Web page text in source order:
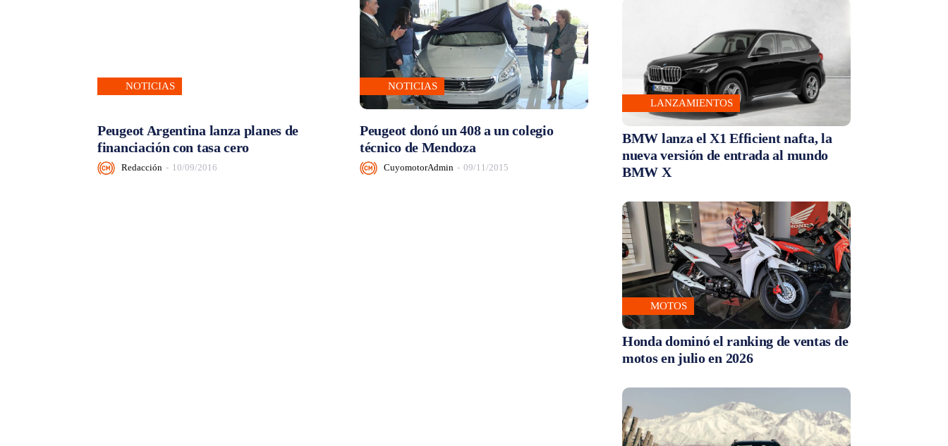
NOTICIAS
Peugeot Argentina lanza planes de
financiación con tasa cero
Redacción - 10/09/2016
NOTICIAS
Peugeot donó un 408 a un colegio
técnico de Mendoza
CuyomotorAdmin - 09/11/2015
LANZAMIENTOS
BMW lanza el X1 Efficient nafta, la
nueva versión de entrada al mundo
BMW X
MOTOS
Honda dominó el ranking de ventas de
motos en julio en 2026